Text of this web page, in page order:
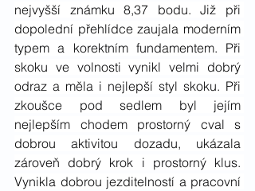
nejvyšší známku 8,37 bodu. Již při
dopolední přehlídce zaujala moderním
typem a korektním fundamentem. Při
skoku ve volnosti vynikl velmi dobrý
odraz a měla i nejlepší styl skoku. Při
zkoušce pod sedlem byl jejím
nejlepším chodem prostorný cval s
dobrou aktivitou dozadu, ukázala
zároveň dobrý krok i prostorný klus.
Vynikla dobrou jezditelností a pracovní